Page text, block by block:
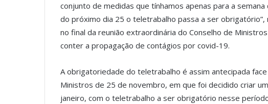
conjunto de medidas que tínhamos apenas para a
do próximo dia 25 o teletrabalho passa a ser
no final da reunião extraordinária do Conselho de
conter a propagação de contágios por covid-19.
A obrigatoriedade do teletrabalho é assim antecipada
Ministros de 25 de novembro, em que foi decidido criar
janeiro, com o teletrabalho a ser obrigatório nesse